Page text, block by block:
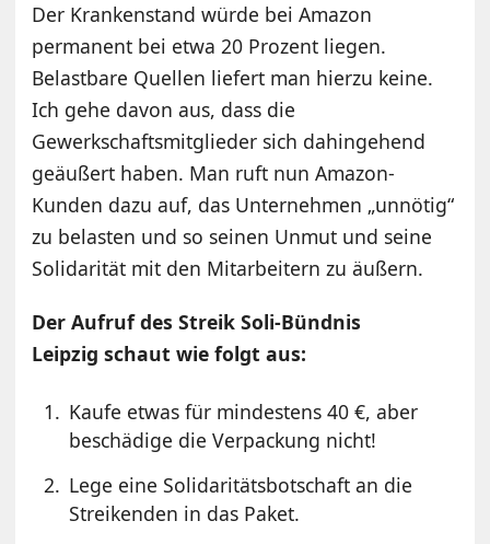
Der Krankenstand würde bei Amazon
permanent bei etwa 20 Prozent liegen.
Belastbare Quellen liefert man hierzu keine.
Ich gehe davon aus, dass die
Gewerkschaftsmitglieder sich dahingehend
geäußert haben. Man ruft nun Amazon-
Kunden dazu auf, das Unternehmen „unnötig“
zu belasten und so seinen Unmut und seine
Solidarität mit den Mitarbeitern zu äußern.
Der Aufruf des Streik Soli-Bündnis
Leipzig schaut wie folgt aus:
Kaufe etwas für mindestens 40 €, aber
beschädige die Verpackung nicht!
Lege eine Solidaritätsbotschaft an die
Streikenden in das Paket.